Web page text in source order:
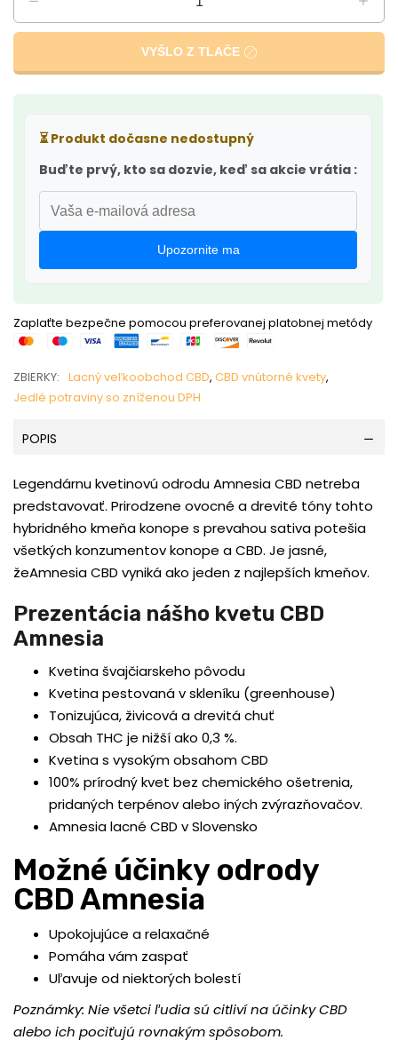
VYŠLO Z TLAČE
⏳Produkt dočasne nedostupný
Buďte prvý, kto sa dozvie, keď sa akcie vrátia :
Upozornite ma
Zaplaťte bezpečne pomocou preferovanej platobnej metódy
ZBIERKY: Lacný veľkoobchod CBD, CBD vnútorné kvety,
Jedlé potraviny so zníženou DPH
POPIS
Legendárnu kvetinovú odrodu Amnesia CBD netreba
predstavovať. Prirodzene ovocné a drevité tóny tohto
hybridného kmeňa konope s prevahou sativa potešia
všetkých konzumentov konope a CBD. Je jasné,
žeAmnesia CBD vyniká ako jeden z najlepších kmeňov.
Prezentácia nášho kvetu CBD
Amnesia
Kvetina švajčiarskeho pôvodu
Kvetina pestovaná v skleníku (greenhouse)
Tonizujúca, živicová a drevitá chuť
Obsah THC je nižší ako 0,3 %.
Kvetina s vysokým obsahom CBD
100% prírodný kvet bez chemického ošetrenia,
pridaných terpénov alebo iných zvýrazňovačov.
Amnesia lacné CBD v Slovensko
Možné účinky odrody
CBD Amnesia
Upokojujúce a relaxačné
Pomáha vám zaspať
Uľavuje od niektorých bolestí
Poznámky: Nie všetci ľudia sú citliví na účinky CBD
alebo ich pociťujú rovnakým spôsobom.